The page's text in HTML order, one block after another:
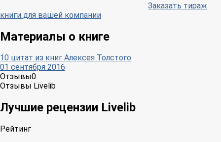
Заказать тираж
книги для вашей компании
Материалы о книге
10 цитат из книг Алексея Толстого
01 сентября 2016
Отзывы0
Отзывы Livelib
Лучшие рецензии Livelib
Рейтинг